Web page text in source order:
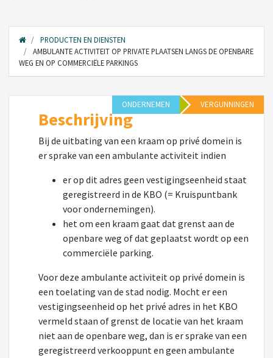
PRODUCTEN EN DIENSTEN
AMBULANTE ACTIVITEIT OP PRIVATE PLAATSEN LANGS DE OPENBARE
WEG EN OP COMMERCIËLE PARKINGS
ONDERNEMEN VERGUNNINGEN
Beschrijving
Bij de uitbating van een kraam op privé domein is
er sprake van een ambulante activiteit indien
er op dit adres geen vestigingseenheid staat
geregistreerd in de KBO (= Kruispuntbank
voor ondernemingen).
het om een kraam gaat dat grenst aan de
openbare weg of dat geplaatst wordt op een
commerciële parking.
Voor deze ambulante activiteit op privé domein is
een toelating van de stad nodig. Mocht er een
vestigingseenheid op het privé adres in het KBO
vermeld staan of grenst de locatie van het kraam
niet aan de openbare weg, dan is er sprake van een
geregistreerd verkooppunt en geen ambulante